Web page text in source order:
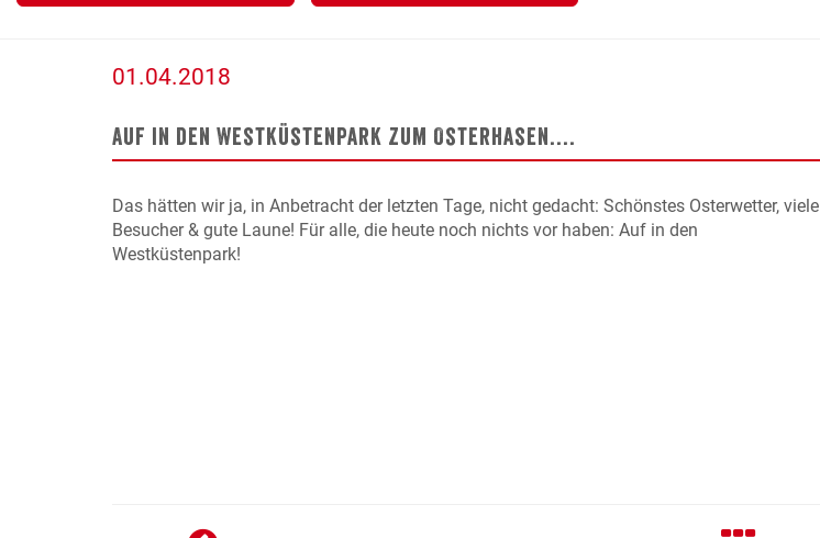
01.04.2018
Auf in den Westküstenpark zum Osterhasen....
Das hätten wir ja, in Anbetracht der letzten Tage, nicht gedacht: Schönstes Osterwetter, viele
Besucher & gute Laune! Für alle, die heute noch nichts vor haben: Auf in den
Westküstenpark!